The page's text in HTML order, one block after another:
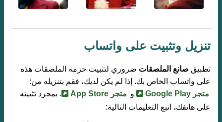
تنزيل وتثبيت على واتساب
تطبيق صانع الملصقات ضروري لتثبيت حزمة الملصقات هذه
على واتساب الخاص بك. إذا لم يكن لديك، فقم بتنزيله من:
متجر Google Play
و متجر App Store
. بمجرد تثبيته
على هاتفك، اتبع التعليمات التالية: